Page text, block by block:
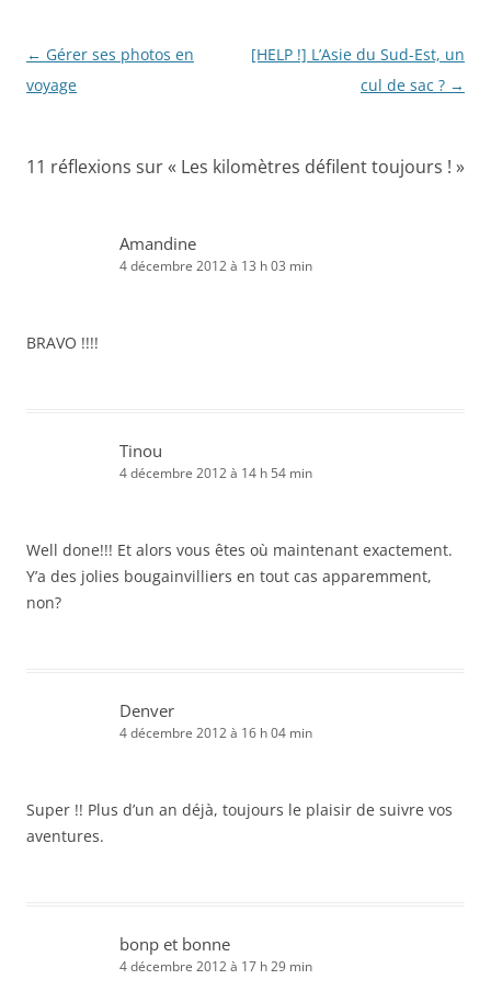
Navigation
des
← Gérer ses photos en
voyage
[HELP !] L’Asie du Sud-Est, un
cul de sac ? →
11 réflexions sur « Les kilomètres défilent toujours ! »
Amandine
4 décembre 2012 à 13 h 03 min
BRAVO !!!!
Tinou
4 décembre 2012 à 14 h 54 min
Well done!!! Et alors vous êtes où maintenant exactement.
Y’a des jolies bougainvilliers en tout cas apparemment,
non?
Denver
4 décembre 2012 à 16 h 04 min
Super !! Plus d’un an déjà, toujours le plaisir de suivre vos
aventures.
bonp et bonne
4 décembre 2012 à 17 h 29 min